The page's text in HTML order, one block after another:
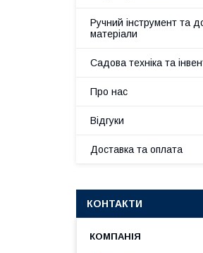
Ручний інструмент та
матеріали
Садова техніка та
Про нас
Відгуки
Доставка та оплата
КОНТАКТИ